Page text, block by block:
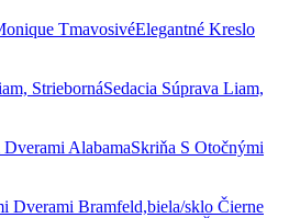
Elegantné Kreslo
Sedacia Súprava Liam,
Skriňa S Otočnými